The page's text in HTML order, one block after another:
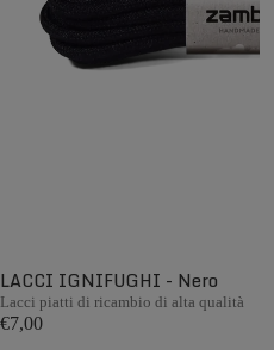
LACCI IGNIFUGHI - Nero
Lacci piatti di ricambio di alta qualità
€7,00